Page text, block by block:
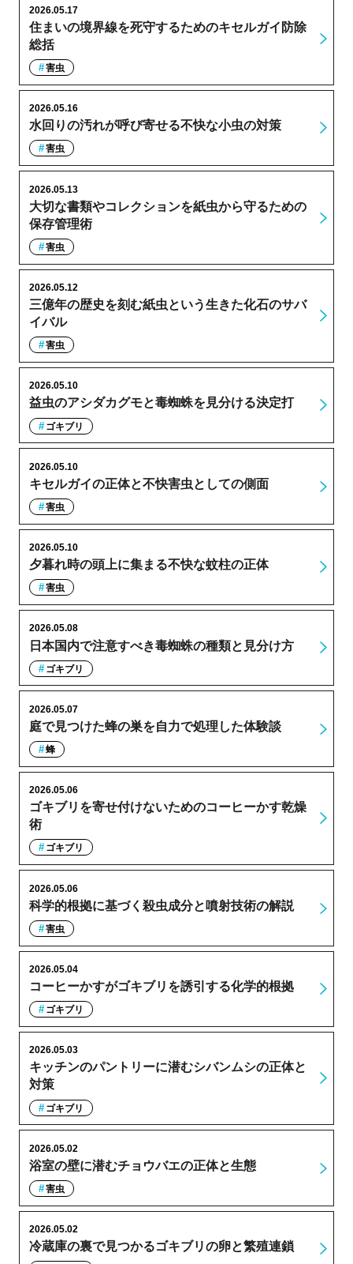
住まいの境界線を死守するためのキセルガイ防除
総括
2026.05.17
害虫
水回りの汚れが呼び寄せる不快な小虫の対策
2026.05.16
害虫
大切な書類やコレクションを紙虫から守るための
保存管理術
2026.05.13
害虫
三億年の歴史を刻む紙虫という生きた化石のサバ
イバル
2026.05.12
害虫
益虫のアシダカグモと毒蜘蛛を見分ける決定打
2026.05.10
ゴキブリ
キセルガイの正体と不快害虫としての側面
2026.05.10
害虫
夕暮れ時の頭上に集まる不快な蚊柱の正体
2026.05.10
害虫
日本国内で注意すべき毒蜘蛛の種類と見分け方
2026.05.08
ゴキブリ
庭で見つけた蜂の巣を自力で処理した体験談
2026.05.07
蜂
ゴキブリを寄せ付けないためのコーヒーかす乾燥
術
2026.05.06
ゴキブリ
科学的根拠に基づく殺虫成分と噴射技術の解説
2026.05.06
害虫
コーヒーかすがゴキブリを誘引する化学的根拠
2026.05.04
ゴキブリ
キッチンのパントリーに潜むシバンムシの正体と
対策
2026.05.03
ゴキブリ
浴室の壁に潜むチョウバエの正体と生態
2026.05.02
害虫
冷蔵庫の裏で見つかるゴキブリの卵と繁殖連鎖
2026.05.02